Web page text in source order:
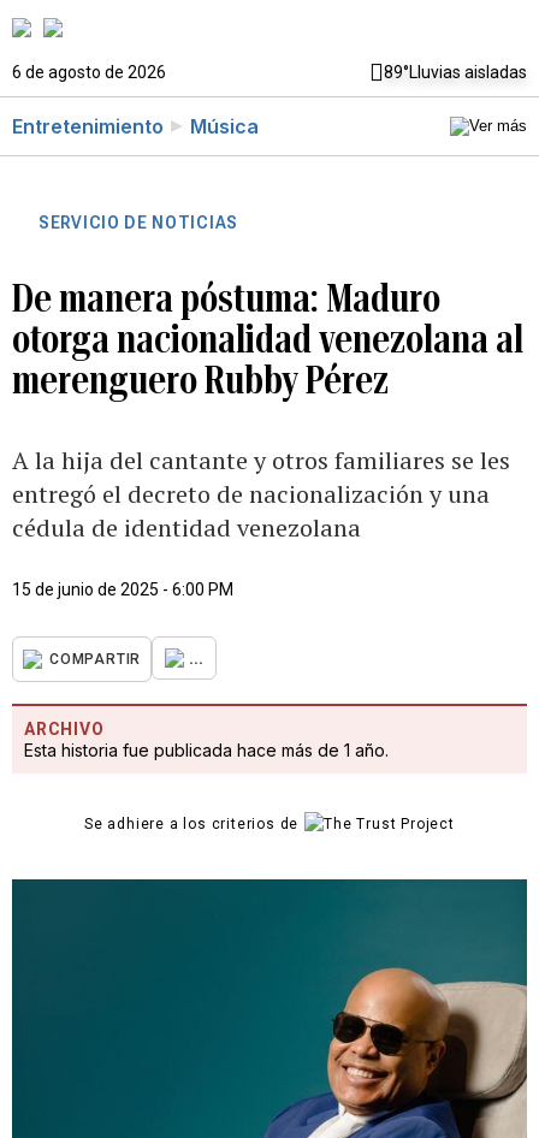
6 de agosto de 2026 89°Lluvias aisladas
Entretenimiento Música
SERVICIO DE NOTICIAS
De manera póstuma: Maduro
otorga nacionalidad venezolana al
merenguero Rubby Pérez
A la hija del cantante y otros familiares se les
entregó el decreto de nacionalización y una
cédula de identidad venezolana
15 de junio de 2025 - 6:00 PM
COMPARTIR ...
ARCHIVO
Esta historia fue publicada hace más de 1 año.
Se adhiere a los criterios de